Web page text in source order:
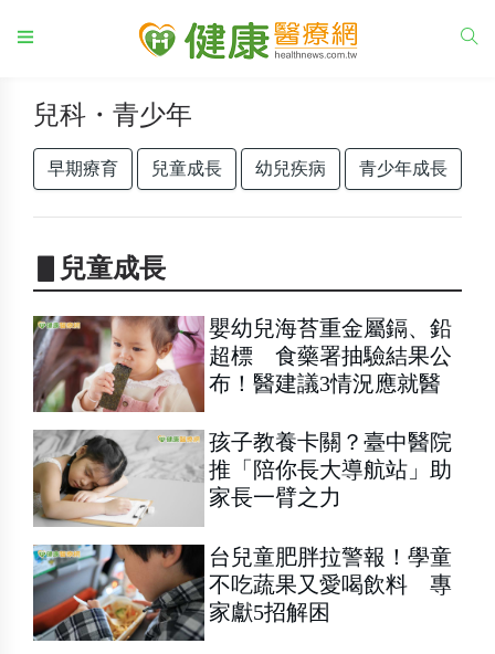
兒科・青少年
早期療育 兒童成長 幼兒疾病 青少年成長
▋兒童成長
嬰幼兒海苔重金屬鎘、鉛
超標 食藥署抽驗結果公
布！醫建議3情況應就醫
孩子教養卡關？臺中醫院
推「陪你長大導航站」助
家長一臂之力
台兒童肥胖拉警報！學童
不吃蔬果又愛喝飲料 專
家獻5招解困